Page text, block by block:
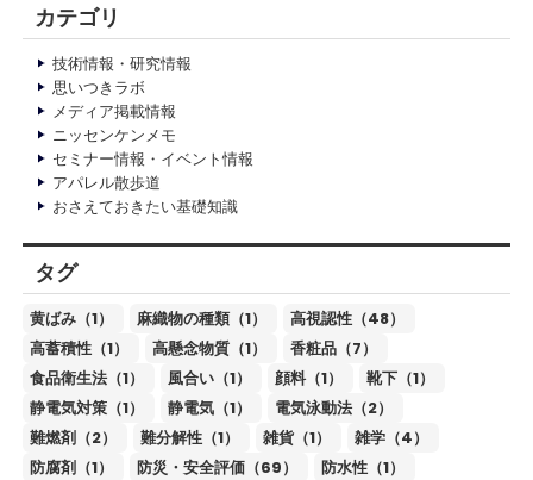
カテゴリ
技術情報・研究情報
思いつきラボ
メディア掲載情報
ニッセンケンメモ
セミナー情報・イベント情報
アパレル散歩道
おさえておきたい基礎知識
タグ
黄ばみ（1） 麻織物の種類（1）
高視認性（48）
高蓄積性（1）
高懸念物質（1）
香粧品（7）
食品衛生法（1）
風合い（1） 顔料（1）
靴下（1）
静電気対策（1）
静電気（1）
電気泳動法（2）
難燃剤（2）
難分解性（1） 雑貨（1）
雑学（4）
防腐剤（1）
防災・安全評価（69）
防水性（1）